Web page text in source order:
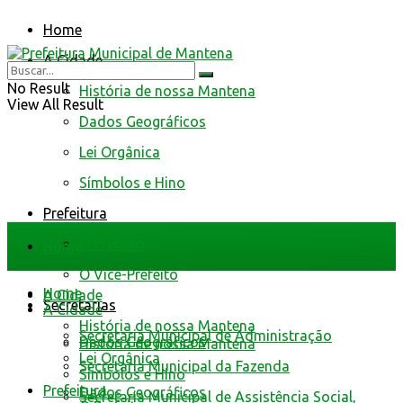
Home
A Cidade
História de nossa Mantena
Dados Geográficos
Lei Orgânica
Símbolos e Hino
Prefeitura
O Vice-Prefeito
Secretarias
Secretaria Municipal de Administração
Secretaria Municipal da Fazenda
Secretaria Municipal de Assistência Social,
No Result
View All Result
Home
A Cidade
História de nossa Mantena
Dados Geográficos
Home
A Cidade
História de nossa Mantena
Dados Geográficos
Lei Orgânica
Símbolos e Hino
Prefeitura